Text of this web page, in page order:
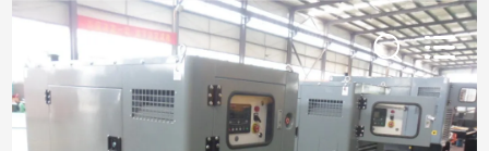
CASA
Shenzhen
Equipment
Ltd..
Rights